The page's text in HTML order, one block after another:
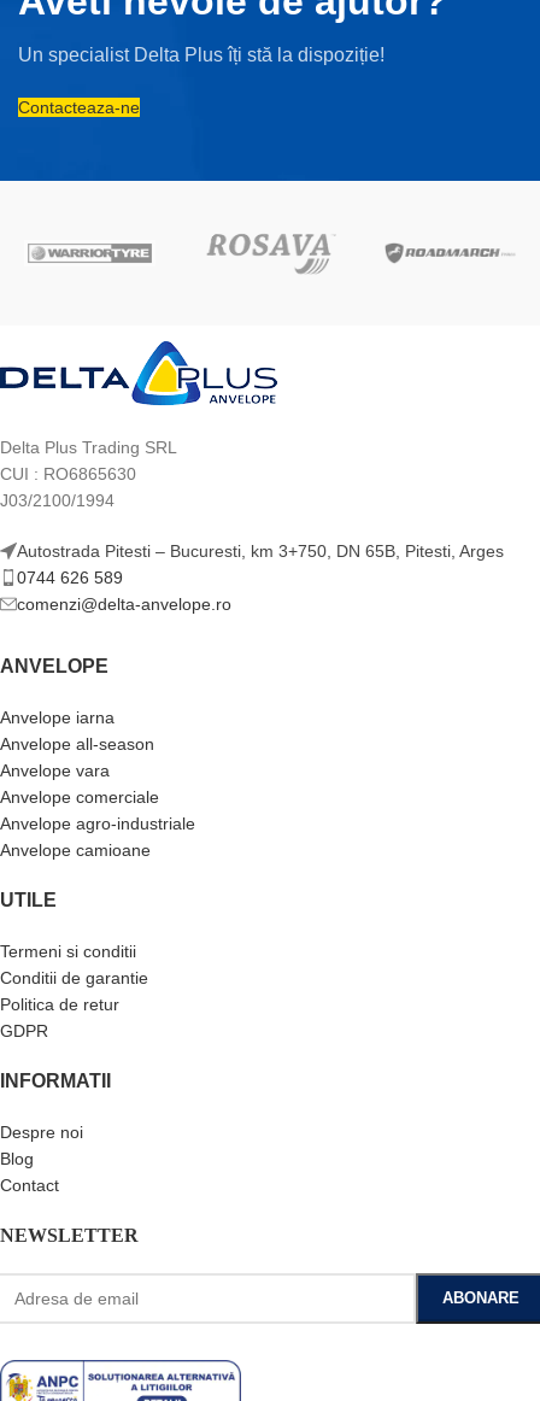
Un specialist Delta Plus îți stă la dispoziție!
Contacteaza-ne
Delta Plus Trading SRL
CUI : RO6865630
J03/2100/1994
Autostrada Pitesti – Bucuresti, km 3+750, DN 65B, Pitesti, Arges
0744 626 589
comenzi@delta-anvelope.ro
ANVELOPE
Anvelope iarna
Anvelope all-season
Anvelope vara
Anvelope comerciale
Anvelope agro-industriale
Anvelope camioane
UTILE
Termeni si conditii
Conditii de garantie
Politica de retur
GDPR
INFORMATII
Despre noi
Blog
Contact
NEWSLETTER